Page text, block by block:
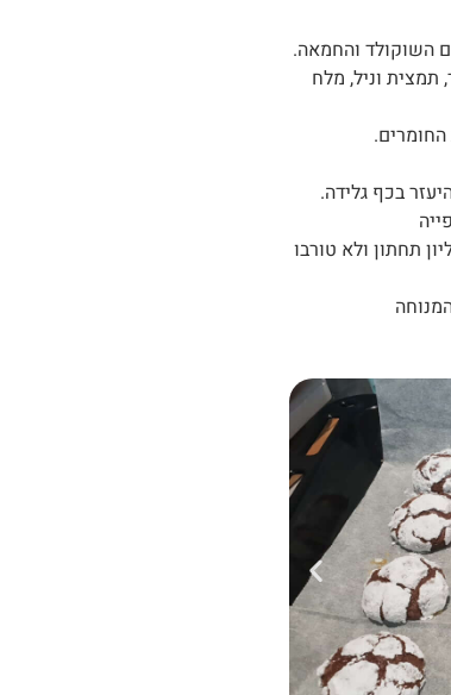
השוקולד והחמאה.
תמצית וניל, מלח
בכף גלידה.
ל200 מעלות חום עליון תחתון ולא טורבו